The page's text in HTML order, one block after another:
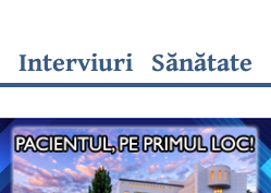
Interviuri Sănătate